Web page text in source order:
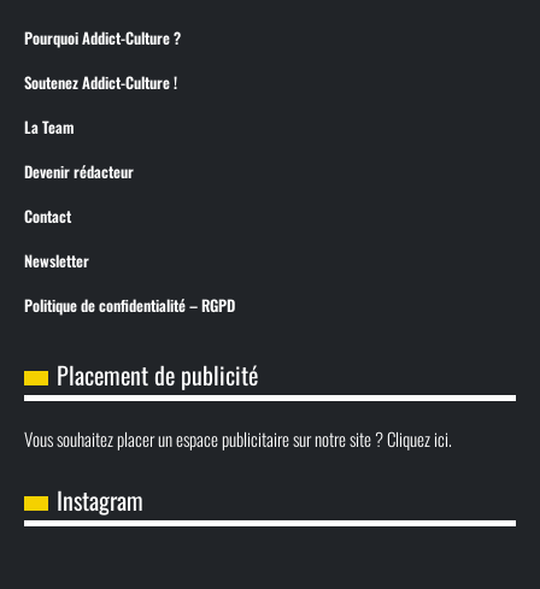
Pourquoi Addict-Culture ?
Soutenez Addict-Culture !
La Team
Devenir rédacteur
Contact
Newsletter
Politique de confidentialité – RGPD
Placement de publicité
Vous souhaitez placer un espace publicitaire sur notre site ? Cliquez ici.
Instagram